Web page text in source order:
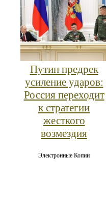
Путин предрек
усиление ударов:
Россия переходит
к стратегии
жесткого
возмездия
Электронные Копии